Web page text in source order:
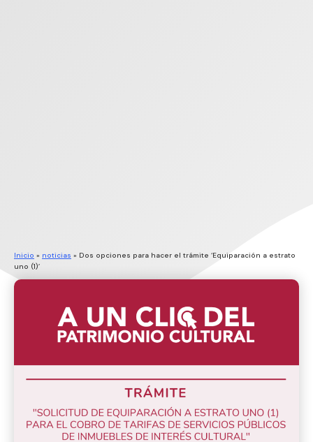
Inicio » noticias » Dos opciones para hacer el trámite ‘Equiparación a estrato
uno (1)’